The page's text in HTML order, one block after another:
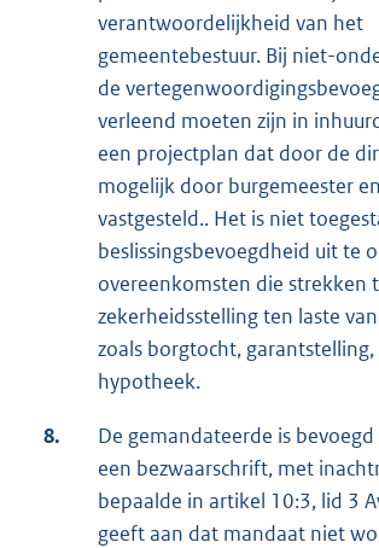
verantwoordelijkheid van het
gemeentebestuur. Bij niet-
de
verleend moeten zijn in
een projectplan dat door de
mogelijk door burgemeester
vastgesteld.. Het is niet
beslissingsbevoegdheid uit te
overeenkomsten die strekken
zekerheidsstelling ten laste
zoals borgtocht,
hypotheek.
8.
De gemandateerde is
een bezwaarschrift, met
bepaalde in artikel 10:3, lid 3
geeft aan dat mandaat niet